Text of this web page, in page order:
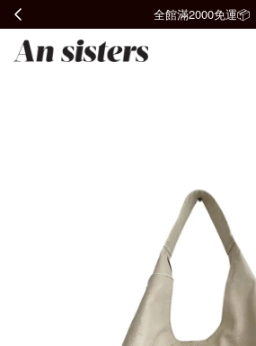
加入會員贈購物金100元